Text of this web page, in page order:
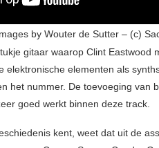
by Wouter de Sutter – (c)
gitaar waarop Clint Eastwood
elektronische elementen als
het nummer. De toevoeging van
goed werkt binnen deze track.
kent, weet dat uit de